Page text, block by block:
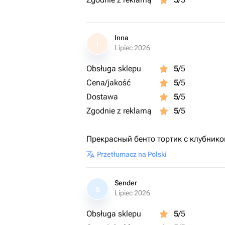
I
Inna
Lipiec 2026
Obsługa sklepu 5/5
Cena/jakość
5/5
Dostawa
5/5
Zgodnie z reklamą
5/5
Прекрасный бенто тортик с
Przetłumacz na Polski
S
Sender
Lipiec 2026
Obsługa sklepu 5/5